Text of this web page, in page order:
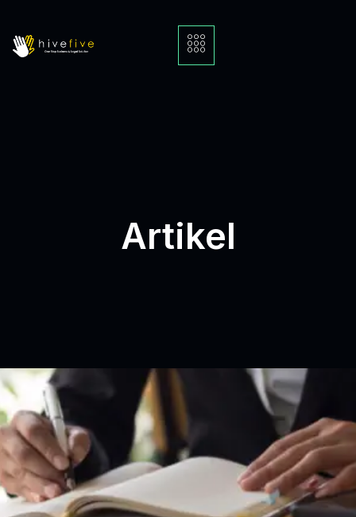
Artikel